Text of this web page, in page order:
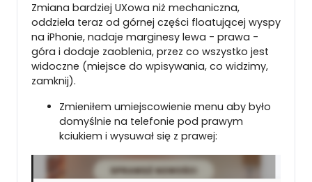
Zmiana bardziej UXowa niż mechaniczna,
oddziela teraz od górnej części floatującej wyspy
na iPhonie, nadaje marginesy lewa - prawa -
góra i dodaje zaoblenia, przez co wszystko jest
widoczne (miejsce do wpisywania, co widzimy,
zamknij).
Zmieniłem umiejscowienie menu aby było
domyślnie na telefonie pod prawym
kciukiem i wysuwał się z prawej: